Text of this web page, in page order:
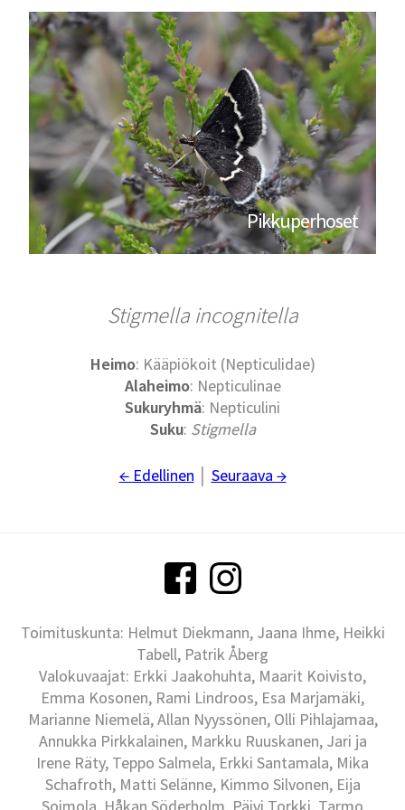
Pikkuperhoset
Stigmella incognitella
Heimo: Kääpiökoit (Nepticulidae)
Alaheimo: Nepticulinae
Sukuryhmä: Nepticulini
Suku: Stigmella
← Edellinen Seuraava →
Toimituskunta: Helmut Diekmann, Jaana Ihme, Heikki
Tabell, Patrik Åberg
Valokuvaajat: Erkki Jaakohuhta, Maarit Koivisto,
Emma Kosonen, Rami Lindroos, Esa Marjamäki,
Marianne Niemelä, Allan Nyyssönen, Olli Pihlajamaa,
Annukka Pirkkalainen, Markku Ruuskanen, Jari ja
Irene Räty, Teppo Salmela, Erkki Santamala, Mika
Schafroth, Matti Selänne, Kimmo Silvonen, Eija